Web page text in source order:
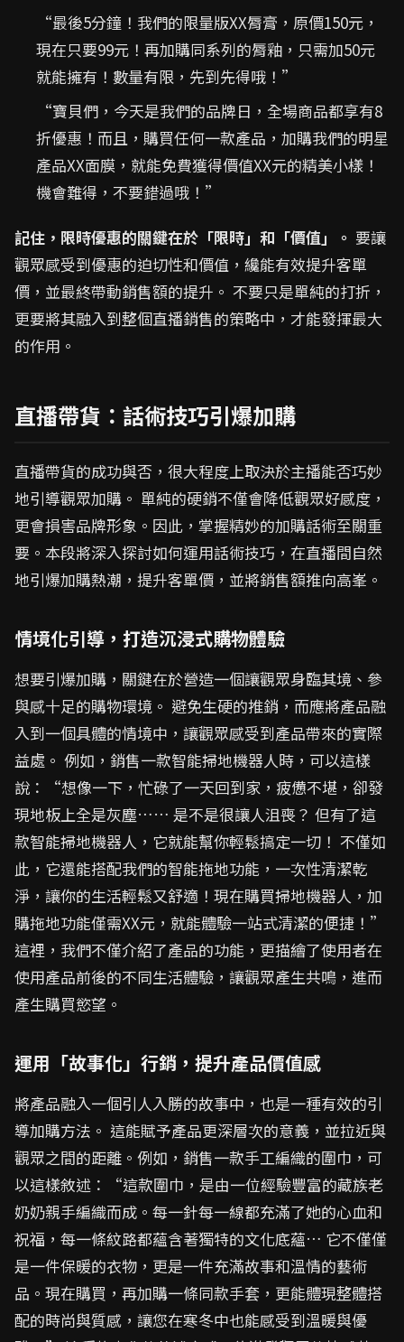
“最後5分鐘！我們的限量版XX脣膏，原價150元，
現在只要99元！再加購同系列的脣釉，只需加50元
就能擁有！數量有限，先到先得哦！”
“寶貝們，今天是我們的品牌日，全場商品都享有8
折優惠！而且，購買任何一款產品，加購我們的明星
產品XX面膜，就能免費獲得價值XX元的精美小樣！
機會難得，不要錯過哦！”
記住，限時優惠的關鍵在於「限時」和「價值」。 要讓
觀眾感受到優惠的迫切性和價值，纔能有效提升客單
價，並最終帶動銷售額的提升。 不要只是單純的打折，
更要將其融入到整個直播銷售的策略中，才能發揮最大
的作用。
直播帶貨：話術技巧引爆加購
直播帶貨的成功與否，很大程度上取決於主播能否巧妙
地引導觀眾加購。 單純的硬銷不僅會降低觀眾好感度，
更會損害品牌形象。因此，掌握精妙的加購話術至關重
要。本段將深入探討如何運用話術技巧，在直播間自然
地引爆加購熱潮，提升客單價，並將銷售額推向高峯。
情境化引導，打造沉浸式購物體驗
想要引爆加購，關鍵在於營造一個讓觀眾身臨其境、參
與感十足的購物環境。 避免生硬的推銷，而應將產品融
入到一個具體的情境中，讓觀眾感受到產品帶來的實際
益處。 例如，銷售一款智能掃地機器人時，可以這樣
說：“想像一下，忙碌了一天回到家，疲憊不堪，卻發
現地板上全是灰塵…… 是不是很讓人沮喪？ 但有了這
款智能掃地機器人，它就能幫你輕鬆搞定一切！ 不僅如
此，它還能搭配我們的智能拖地功能，一次性清潔乾
淨，讓你的生活輕鬆又舒適！現在購買掃地機器人，加
購拖地功能僅需XX元，就能體驗一站式清潔的便捷！”
這裡，我們不僅介紹了產品的功能，更描繪了使用者在
使用產品前後的不同生活體驗，讓觀眾產生共鳴，進而
產生購買慾望。
運用「故事化」行銷，提升產品價值感
將產品融入一個引人入勝的故事中，也是一種有效的引
導加購方法。 這能賦予產品更深層次的意義，並拉近與
觀眾之間的距離。例如，銷售一款手工編織的圍巾，可
以這樣敘述：“這款圍巾，是由一位經驗豐富的藏族老
奶奶親手編織而成。每一針每一線都充滿了她的心血和
祝福，每一條紋路都蘊含著獨特的文化底蘊… 它不僅僅
是一件保暖的衣物，更是一件充滿故事和溫情的藝術
品。現在購買，再加購一條同款手套，更能體現整體搭
配的時尚與質感，讓您在寒冬中也能感受到溫暖與優